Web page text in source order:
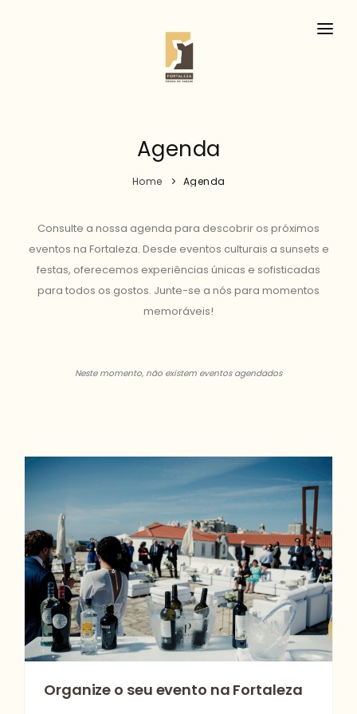
Agenda
Home Agenda
Consulte a nossa agenda para descobrir os próximos
eventos na Fortaleza. Desde eventos culturais a sunsets e
festas, oferecemos experiências únicas e sofisticadas
para todos os gostos. Junte-se a nós para momentos
memoráveis!
Neste momento, não existem eventos agendados
Organize o seu evento na Fortaleza